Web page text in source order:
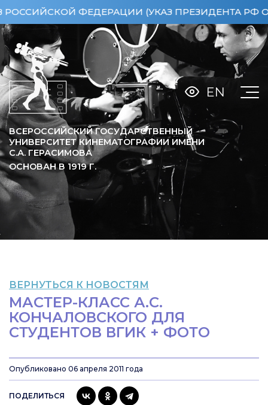
ФЕДЕРАЦИИ (УКАЗ ПРЕЗИДЕНТА РФ ОТ
ВСЕРОССИЙСКИЙ ГОСУДАРСТВЕННЫЙ
УНИВЕРСИТЕТ КИНЕМАТОГРАФИИ ИМЕНИ
С.А. ГЕРАСИМОВА
ОСНОВАН В 1919Г.
EN
ВЕРНУТЬСЯ К НОВОСТЯМ
МАСТЕР-КЛАСС А.С.
КОНЧАЛОВСКОГО ДЛЯ
СТУДЕНТОВ ВГИК + ФОТО
Опубликовано 06 апреля 2011 года
ПОДЕЛИТЬСЯ